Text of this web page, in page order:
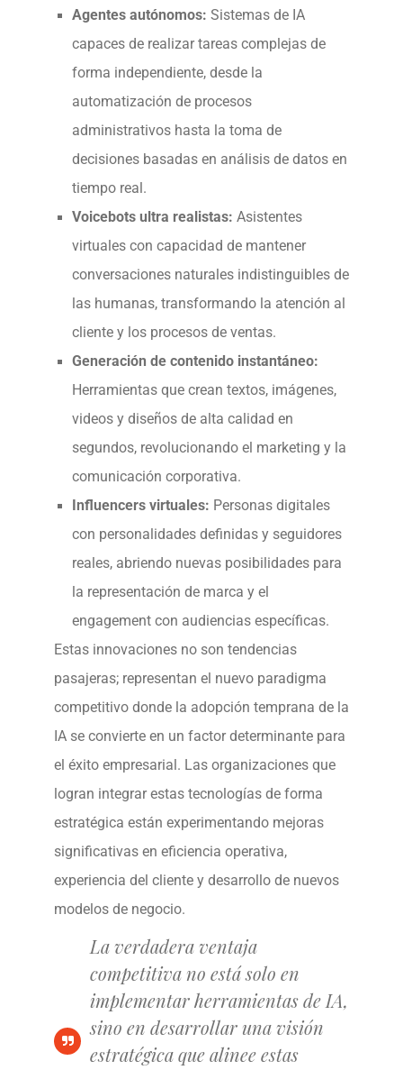
Agentes autónomos: Sistemas de IA
capaces de realizar tareas complejas de
forma independiente, desde la
automatización de procesos
administrativos hasta la toma de
decisiones basadas en análisis de datos en
tiempo real.
Voicebots ultra realistas: Asistentes
virtuales con capacidad de mantener
conversaciones naturales indistinguibles de
las humanas, transformando la atención al
cliente y los procesos de ventas.
Generación de contenido instantáneo:
Herramientas que crean textos, imágenes,
videos y diseños de alta calidad en
segundos, revolucionando el marketing y la
comunicación corporativa.
Influencers virtuales: Personas digitales
con personalidades definidas y seguidores
reales, abriendo nuevas posibilidades para
la representación de marca y el
engagement con audiencias específicas.
Estas innovaciones no son tendencias
pasajeras; representan el nuevo paradigma
competitivo donde la adopción temprana de la
IA se convierte en un factor determinante para
el éxito empresarial. Las organizaciones que
logran integrar estas tecnologías de forma
estratégica están experimentando mejoras
significativas en eficiencia operativa,
experiencia del cliente y desarrollo de nuevos
modelos de negocio.
La verdadera ventaja
competitiva no está solo en
implementar herramientas de IA,
sino en desarrollar una visión
estratégica que alinee estas